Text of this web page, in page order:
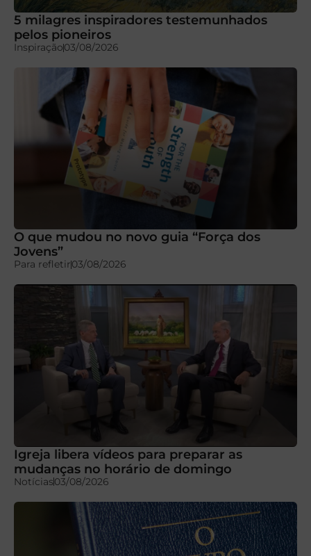
5 milagres inspiradores testemunhados
pelos pioneiros
Inspiração03/08/2026
O que mudou no novo guia “Força dos
Jovens”
Para refletir03/08/2026
Igreja libera vídeos para preparar as
mudanças no horário de domingo
Notícias03/08/2026